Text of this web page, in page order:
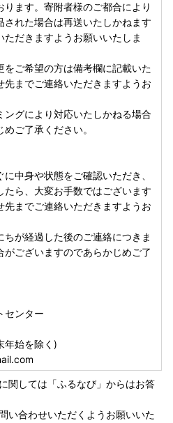
ます。寄附者様のご都合により
れた場合は再送いたしかねます
だきますようお願いいたしま
をご希望の方は備考欄に記載いた
先までご連絡いただきますようお
ングにより対応いたしかねる場合
ご了承ください。
中身や状態をご確認いただき、
ら、大変お手数ではございます
までご連絡いただきますようお
が経過した後のご連絡につきま
がございますのであらかじめご了
センター
年始を除く)
関しては「ふるなび」からはお答
い合わせいただくようお願いいた